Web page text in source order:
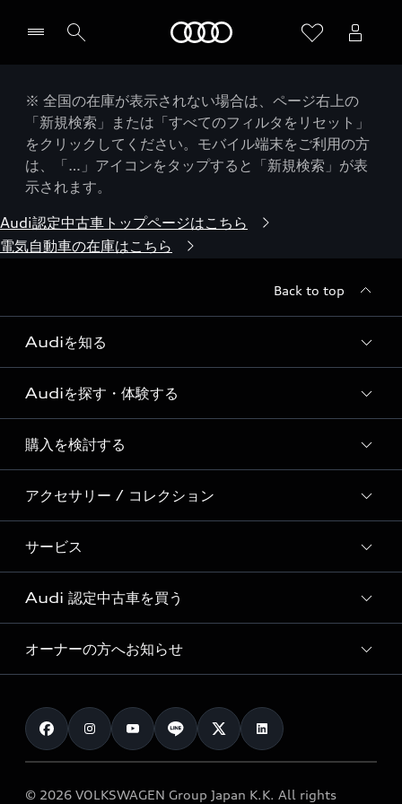
※ 全国の在庫が表示されない場合は、ページ右上の
「新規検索」または「すべてのフィルタをリセット」
をクリックしてください。モバイル端末をご利用の方
は、「…」アイコンをタップすると「新規検索」が表
示されます。
Audi認定中古車トップページはこちら
電気自動車の在庫はこちら
Back to top
Audiを知る
Audi ブランド
Story of Progress
Audi Sport
Formula 1®
デジタルサービス
Audiを探す・体験する
ディーラー検索
新車在庫検索
試乗車・展示車検索
見積り依頼
試乗予約
購入を検討する
モデル一覧
特別仕様モデル / 限定モデル
e-tronラインアップ
価格シミュレーション
車両比較
カタログ一覧
アクセサリー / コレクション
純正アクセサリー
オンラインショップ
Audi collection
アウディナビアプリ
サービス
サービス入庫予約
サービスプログラム
メンテナンス
車検 / 定期点検
e-tronアフターサポート
Audi 認定中古車を買う
Audi認定中古車
クオリティ
保証
メンテナンス
オーナーの方へお知らせ
お知らせ
オーナー様向けキャンペーン
© 2026 VOLKSWAGEN Group Japan K.K. All rights